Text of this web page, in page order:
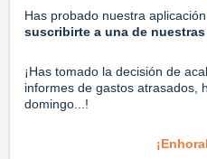
Has probado nuestra aplicación
suscribirte a una de
¡Has tomado la decisión de
informes de gastos atrasados,
domingo...!